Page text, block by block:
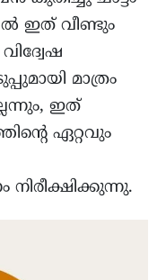
ഇത് വീണ്ടും
മാത്രം
ഇത്
ഏറ്റവും
നിരീക്ഷിക്കുന്നു.